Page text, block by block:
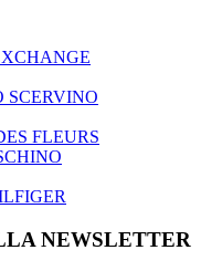
SCERVINO
FLEURS
NEWSLETTER